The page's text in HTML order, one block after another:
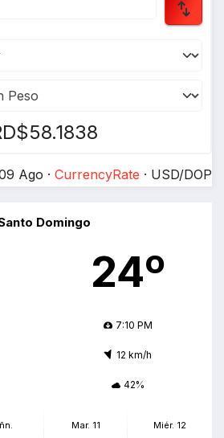
Ago · CurrencyRate · USD/DOP
Domingo
24º
7:10 PM
12 km/h
42%
Mar. 11 Miér. 12